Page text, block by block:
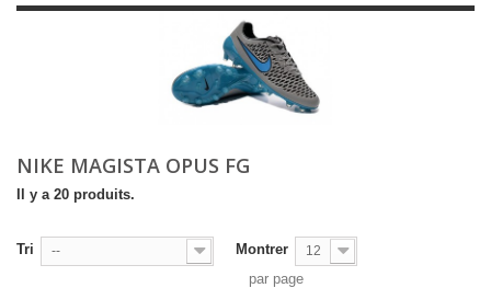
NIKE MAGISTA OPUS FG
Il y a 20 produits.
Tri -- Montrer 12
par page